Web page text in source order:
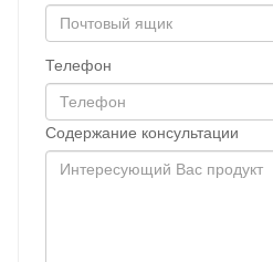
Телефон
Содержание консультации